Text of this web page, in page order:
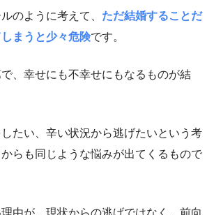
のように考えて、 ただ結婚することだ
まうと少々危険です。
、幸せにも不幸せにもなるものが結
たい、辛い状況から逃げたいという考
らも同じような悩みが出てくるもので
由が、現状からの逃げではなく、前向